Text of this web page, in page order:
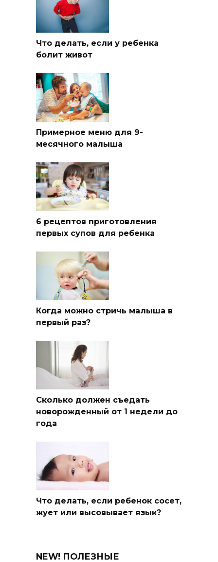
Что делать, если у ребенка
болит живот
Примерное меню для 9-
месячного малыша
6 рецептов приготовления
первых супов для ребенка
Когда можно стричь малыша в
первый раз?
Сколько должен съедать
новорожденный от 1 недели до
года
Что делать, если ребенок сосет,
жует или высовывает язык?
NEW! ПОЛЕЗНЫЕ